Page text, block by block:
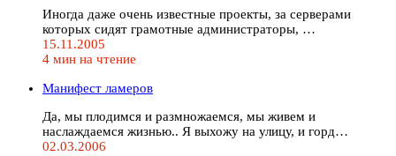
Иногда даже очень известные проекты, за серверами
которых сидят грамотные администраторы, …
15.11.2005
4 мин на чтение
Манифест ламеров
Да, мы плодимся и размножаемся, мы живем и
наслаждаемся жизнью.. Я выхожу на улицу, и горд…
02.03.2006